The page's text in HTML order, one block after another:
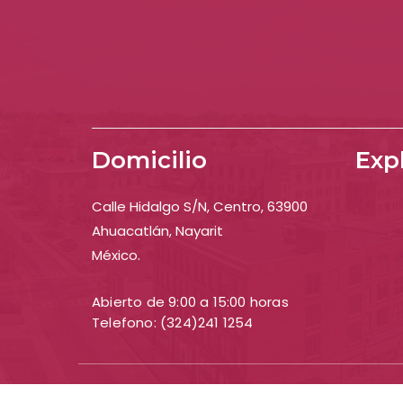
Domicilio
Calle Hidalgo S/N, Centro, 63900
Ahuacatlán, Nayarit
México.
Abierto de 9:00 a 15:00 horas
Telefono: (324)241 1254